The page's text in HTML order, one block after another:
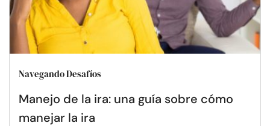
Navegando Desafíos
Manejo de la ira: una guía sobre cómo
manejar la ira